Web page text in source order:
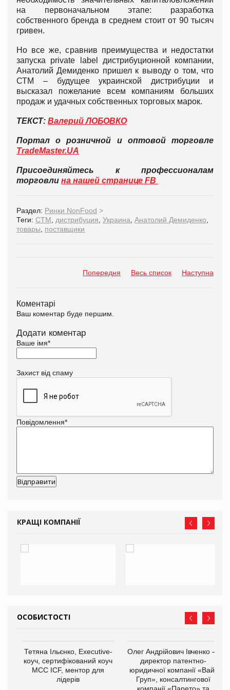
на первоначальном этапе: разработка
собственного бренда в среднем стоит от 90 тысяч
гривен.
Но все же, сравнив преимущества и недостатки
запуска private label дистрибуционной компании,
Анатолий Демиденко пришел к выводу о том, что
СТМ – будущее украинской дистрибуции и
высказал пожелание всем компаниям больших
продаж и удачных собственных торговых марок.
ТЕКСТ: Валерий ЛОБОВКО
Портал о розничной и оптовой торговле
TradeMaster.UA
Присоединяйтесь к профессионалам
торговли на нашей странице FB
Раздел: Ринки NonFood >
Теги: СТМ дистрибуция Украина Анатолий Демиденко
товары
поставщики
Попередня Весь список Наступна
Коментарі
Ваш коментар буде першим.
Додати коментар
Ваше імя*
Захист від спаму
Повідомлення*
КРАЩІ КОМПАНІЇ
ОСОБИСТОСТІ
Тетяна Ільєнко, Executive-
коуч, сертифікований коуч
МСС ICF, ментор для
лідерів
Олег Андрійович Івченко —
директор патентно-
юридичної компанії «Вайз
Груп», консалтингової
компанії «Парето» та